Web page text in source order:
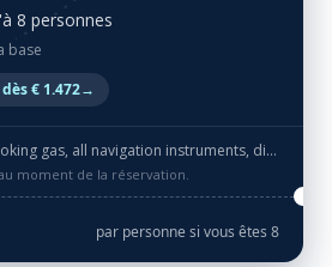
8 personnes
base
€ 1.472→
gas, all navigation instruments, dinghy, bedding
moment de la réservation.
par personne si vous êtes 8